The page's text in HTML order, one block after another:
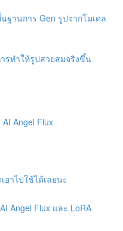
ฐานการ Gen รูปจากโมเดล
รทำให้รูปสวยสมจริงขึ้น
Angel Flux
อาไปใช้ได้เลยนะ
Angel Flux และ LoRA